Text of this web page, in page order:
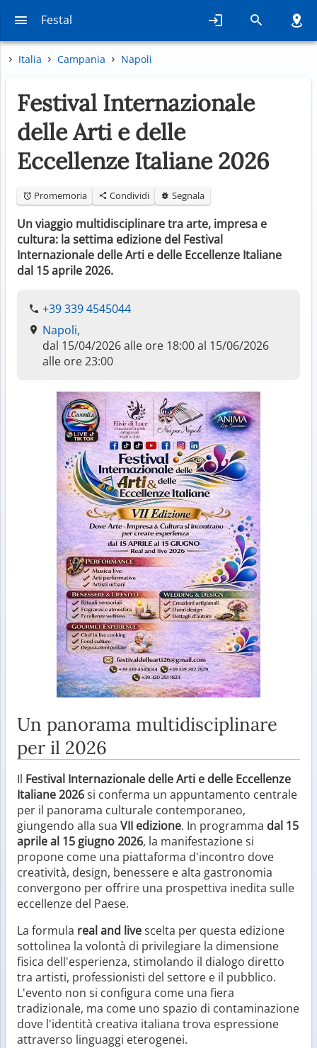
Festal
Italia Campania Napoli
Festival Internazionale
delle Arti e delle
Eccellenze Italiane 2026
Promemoria Condividi Segnala
Un viaggio multidisciplinare tra arte, impresa e
cultura: la settima edizione del Festival
Internazionale delle Arti e delle Eccellenze Italiane
dal 15 aprile 2026.
+39 339 4545044
Napoli,
dal 15/04/2026 alle ore 18:00 al 15/06/2026
alle ore 23:00
Un panorama multidisciplinare
per il 2026
Il Festival Internazionale delle Arti e delle Eccellenze
Italiane 2026si conferma un appuntamento centrale
per il panorama culturale contemporaneo,
giungendo alla sua VII edizione. In programma dal 15
aprile al 15 giugno 2026, la manifestazione si
propone come una piattaforma d'incontro dove
creatività, design, benessere e alta gastronomia
convergono per offrire una prospettiva inedita sulle
eccellenze del Paese.
La formula real and livescelta per questa edizione
sottolinea la volontà di privilegiare la dimensione
fisica dell'esperienza, stimolando il dialogo diretto
tra artisti, professionisti del settore e il pubblico.
L'evento non si configura come una fiera
tradizionale, ma come uno spazio di contaminazione
dove l'identità creativa italiana trova espressione
attraverso linguaggi eterogenei.